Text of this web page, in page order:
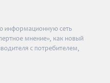
информационную сеть
мнение», как новый
с потребителем,